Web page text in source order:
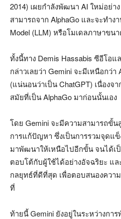
2014) เผยกำลังพัฒนา AI ใหม่อย่า
สามารถจาก AlphaGo และจะทำง
Model (LLM) หรือโมเดลภาษาขน
ทั้งนี้ทาง Demis Hassabis ซีอีโอแ
กล่าวเลยว่า Gemini จะมีเหนือกว่
(แน่นอนว่าเป็น ChatGPT) เนื่อง
สมัยที่เป็น AlphaGo มาก่อนนั้นเอง
โดย Gemini จะมีความสามารถขั้น
การแก้ปัญหา ซึ่งเป็นการรวมจุดแข็
มาพัฒนาให้เหนือไปอีกขั้น จนได้เ
ตอบโต้กับผู้ใช้ได้อย่างอัจฉริยะ แล
กลยุทธ์ที่ดีที่สุด เพื่อตอบสนองควา
ที่
ท้ายนี้ Gemini ยังอยู่ในระหว่างกา